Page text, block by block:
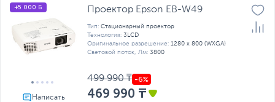
+5 000 Б Проектор Epson EB-W49
Тип: Стационарный проектор
Технология: 3LCD
Оригинальное разрешение: 1280 x 800 (WXGA)
Световой поток, Лм: 3800
499 990 ₸
469 990 ₸